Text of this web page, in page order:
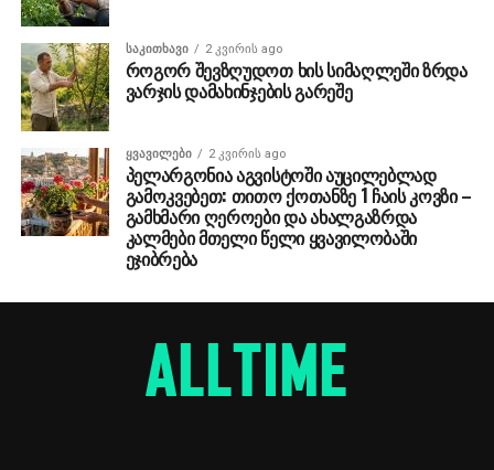
ᲡᲐᲙᲘᲗᲮᲐᲕᲘ 2 კვირის ago
როგორ შევზღუდოთ ხის სიმაღლეში ზრდა
ვარჯის დამახინჯების გარეშე
ᲧᲕᲐᲕᲘᲚᲔᲑᲘ 2 კვირის ago
პელარგონია აგვისტოში აუცილებლად
გამოკვებეთ: თითო ქოთანზე 1 ჩაის კოვზი –
გამხმარი ღეროები და ახალგაზრდა
კალმები მთელი წელი ყვავილობაში
ეჯიბრება